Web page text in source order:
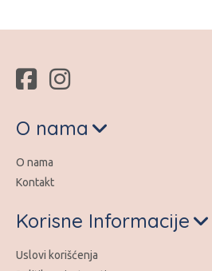
O nama
O nama
Kontakt
Korisne Informacije
Uslovi korišćenja